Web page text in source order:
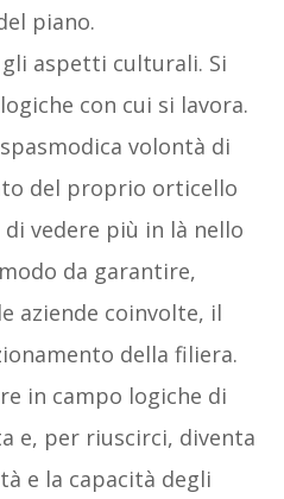
piano.
aspetti culturali. Si
con cui si lavora.
volontà di
del proprio orticello
vedere più in là nello
da garantire,
aziende coinvolte, il
della filiera.
in campo logiche di
e, per riuscirci, diventa
e la capacità degli